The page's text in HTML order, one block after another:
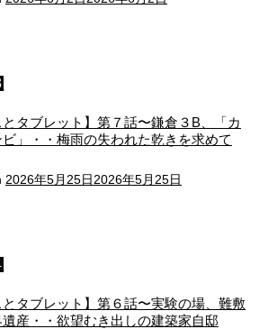
とタブレット】第７話〜鎌倉３B、「カ
」・・梅雨の失われた乾きを求めて
2026年5月25日2026年5月25日
とタブレット】第６話〜実験の場、難敷
産・・欲望むき出しの建築家自邸